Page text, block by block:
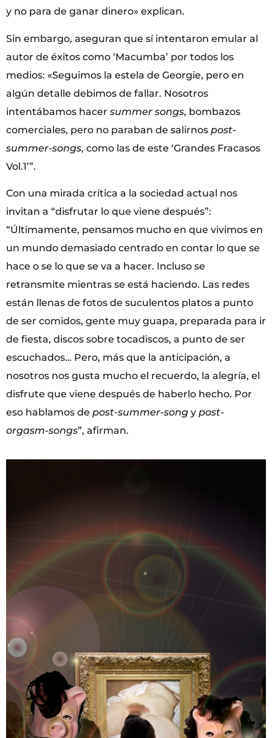
y no para de ganar dinero» explican.
Sin embargo, aseguran que sí intentaron emular al
autor de éxitos como ‘Macumba’ por todos los
medios: «Seguimos la estela de Georgie, pero en
algún detalle debimos de fallar. Nosotros
intentábamos hacer summer songs, bombazos
comerciales, pero no paraban de salirnos post-
summer-songs, como las de este ‘Grandes Fracasos
Vol.1’”.
Con una mirada crítica a la sociedad actual nos
invitan a “disfrutar lo que viene después”:
“Últimamente, pensamos mucho en que vivimos en
un mundo demasiado centrado en contar lo que se
hace o se lo que se va a hacer. Incluso se
retransmite mientras se está haciendo. Las redes
están llenas de fotos de suculentos platos a punto
de ser comidos, gente muy guapa, preparada para ir
de fiesta, discos sobre tocadiscos, a punto de ser
escuchados… Pero, más que la anticipación, a
nosotros nos gusta mucho el recuerdo, la alegría, el
disfrute que viene después de haberlo hecho. Por
eso hablamos de post-summer-song y post-
orgasm-songs”, afirman.